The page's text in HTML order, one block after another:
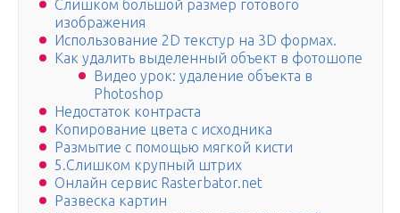
Слишком большой размер готового
изображения
Использование 2D текстур на 3D формах.
Как удалить выделенный объект в фотошопе
Видео урок: удаление объекта в
Photoshop
Недостаток контраста
Копирование цвета с исходника
Размытие с помощью мягкой кисти
5.Слишком крупный штрих
Онлайн сервис Rasterbator.net
Развеска картин